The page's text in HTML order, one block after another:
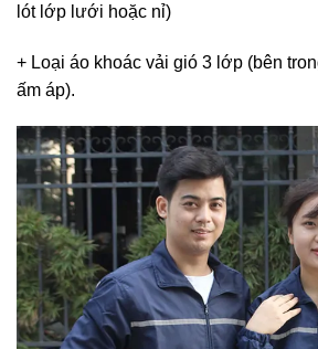
lót lớp lưới hoặc nỉ)
+ Loại áo khoác vải gió 3 lớp (bên
ấm áp).